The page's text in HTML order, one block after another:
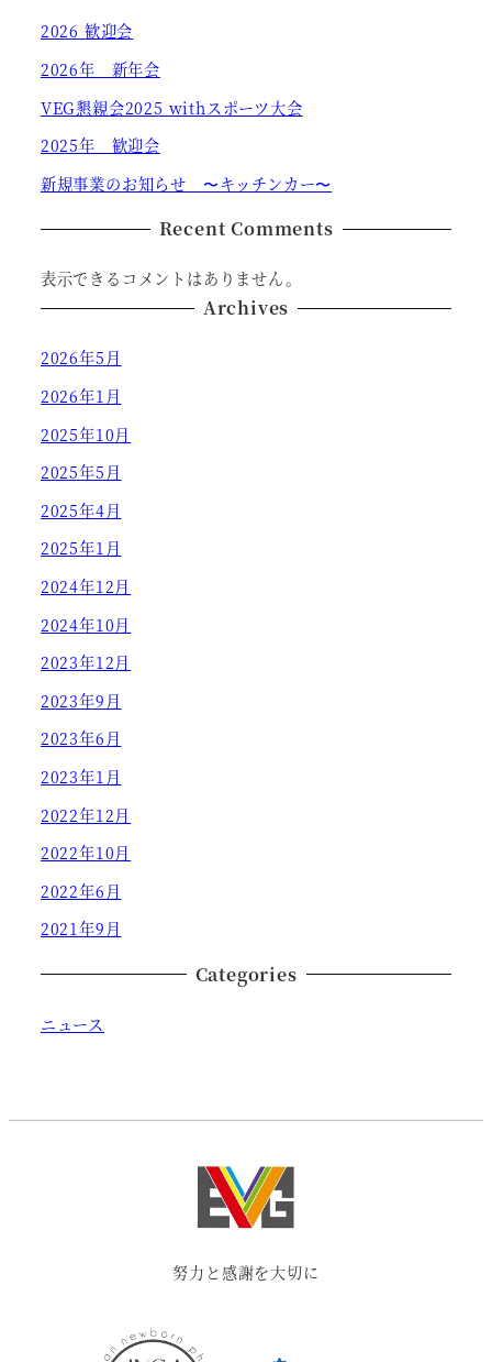
2026 歓迎会
2026年 新年会
VEG懇親会2025 withスポーツ大会
2025年 歓迎会
新規事業のお知らせ 〜キッチンカー〜
Recent Comments
表示できるコメントはありません。
Archives
2026年5月
2026年1月
2025年10月
2025年5月
2025年4月
2025年1月
2024年12月
2024年10月
2023年12月
2023年9月
2023年6月
2023年1月
2022年12月
2022年10月
2022年6月
2021年9月
Categories
ニュース
努力と感謝を大切に